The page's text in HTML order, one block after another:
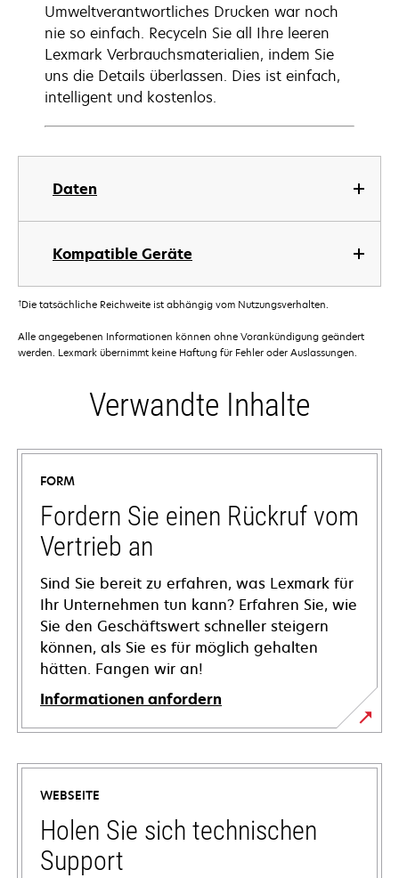
Daten
Kompatible Geräte
Umweltverantwortliches Drucken war noch
nie so einfach. Recyceln Sie all Ihre leeren
Lexmark Verbrauchsmaterialien, indem Sie
uns die Details überlassen. Dies ist einfach,
intelligent und kostenlos.
†Die tatsächliche Reichweite ist abhängig vom Nutzungsverhalten.
Alle angegebenen Informationen können ohne Vorankündigung geändert
werden. Lexmark übernimmt keine Haftung für Fehler oder Auslassungen.
Verwandte Inhalte
FORM
Fordern Sie einen Rückruf vom
Vertrieb an
Sind Sie bereit zu erfahren, was Lexmark für
Ihr Unternehmen tun kann? Erfahren Sie, wie
Sie den Geschäftswert schneller steigern
können, als Sie es für möglich gehalten
hätten. Fangen wir an!
Informationen anfordern
WEBSEITE
Holen Sie sich technischen
Support